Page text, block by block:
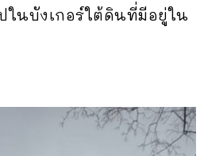
ในบังเกอร์ใต้ดินที่มีอยู่ใน